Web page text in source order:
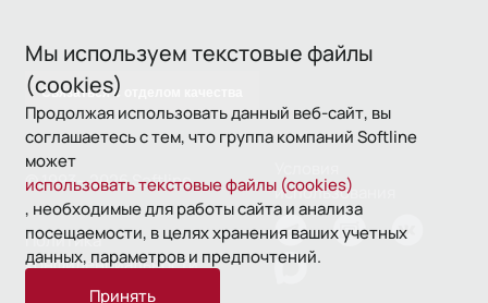
Мы используем текстовые файлы
(cookies)
Продолжая использовать данный веб-сайт, вы
соглашаетесь с тем, что группа компаний Softline
может
использовать текстовые файлы (cookies)
, необходимые для работы сайта и анализа
посещаемости, в целях хранения ваших учетных
данных, параметров и предпочтений.
Принять
Связаться с отделом качества
© 1993—2026 Softline
использования
Политика
конфиденциальности